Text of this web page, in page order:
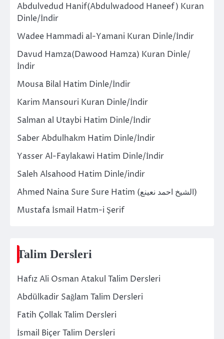
Abdulvedud Hanif(Abdulwadood Haneef) Kuran
Dinle/İndir
Wadee Hammadi al-Yamani Kuran Dinle/İndir
Davud Hamza(Dawood Hamza) Kuran Dinle/
İndir
Mousa Bilal Hatim Dinle/İndir
Karim Mansouri Kuran Dinle/İndir
Salman al Utaybi Hatim Dinle/İndir
Saber Abdulhakm Hatim Dinle/İndir
Yasser Al-Faylakawi Hatim Dinle/İndir
Saleh Alsahood Hatim Dinle/indir
Ahmed Naina Sure Sure Hatim (الشيخ احمد نعينع)
Mustafa İsmail Hatm-i Şerif
Talim Dersleri
Hafız Ali Osman Atakul Talim Dersleri
Abdülkadir Sağlam Talim Dersleri
Fatih Çollak Talim Dersleri
İsmail Biçer Talim Dersleri